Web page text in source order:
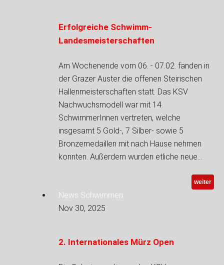
Erfolgreiche Schwimm-
Landesmeisterschaften
Am Wochenende vom 06. - 07.02. fanden in
der Grazer Auster die offenen Steirischen
Hallenmeisterschaften statt. Das KSV
Nachwuchsmodell war mit 14
SchwimmerInnen vertreten, welche
insgesamt 5 Gold-, 7 Silber- sowie 5
Bronzemedaillen mit nach Hause nehmen
konnten. Außerdem wurden etliche neue…
weiter
News Schwimmen
Nov 30, 2025
2. Internationales Mürz Open